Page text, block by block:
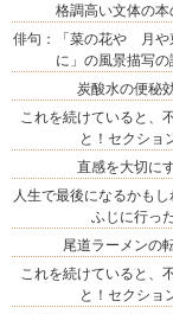
格調高い文体の本
俳句：「菜の花や 月
に」の風景描写の
炭酸水の便秘
これを続けていると、
と！セクショ
直感を大切に
人生で最後になるかも
ふじに行っ
尾道ラーメンの
これを続けていると、
と！セクショ